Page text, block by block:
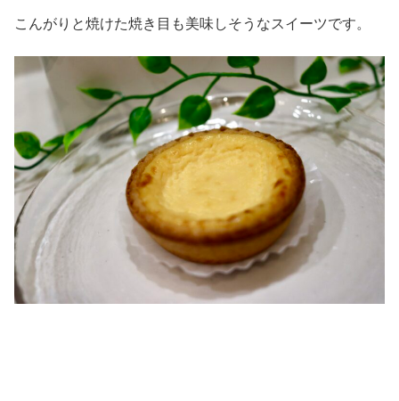
こんがりと焼けた焼き目も美味しそうなスイーツです。